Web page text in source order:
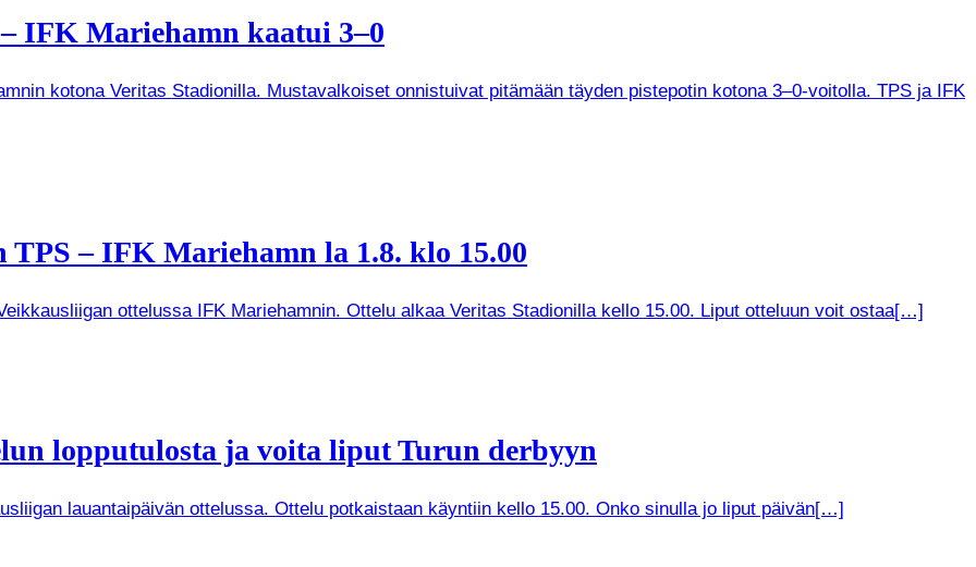
IFK Mariehamn kaatui 3–0
kotona Veritas Stadionilla. Mustavalkoiset onnistuivat pitämään täyden pistepotin kotona 3–0-voitolla. TPS ja IFK
– IFK Mariehamn la 1.8. klo 15.00
ottelussa IFK Mariehamnin. Ottelu alkaa Veritas Stadionilla kello 15.00. Liput otteluun voit ostaa[…]
lopputulosta ja voita liput Turun derbyyn
lauantaipäivän ottelussa. Ottelu potkaistaan käyntiin kello 15.00. Onko sinulla jo liput päivän[…]